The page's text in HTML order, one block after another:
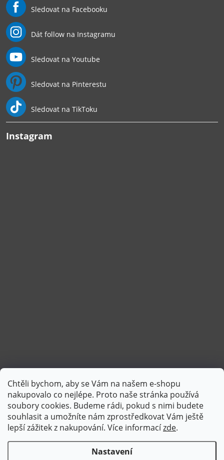
Chtěli bychom, aby se Vám na našem e-shopu
nakupovalo co nejlépe. Proto naše stránka používá
soubory cookies. Budeme rádi, pokud s nimi budete
souhlasit a umožníte nám zprostředkovat Vám ještě
lepší zážitek z nakupování. Více informacízde.
Nastavení
Sledovat na Facebooku
Dát follow na Instagramu
Sledovat na Youtube
Sledovat na Pinterestu
Sledovat na TikToku
Instagram
Sledovat na Instagramu